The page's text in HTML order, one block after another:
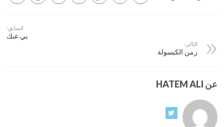
السابق:
بي عنك
التالي:
زمن الكبسولة
عن HATEM ALI